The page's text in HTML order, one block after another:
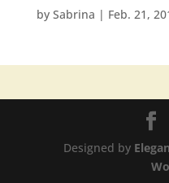
by Sabrina | Feb. 21,
Designed by